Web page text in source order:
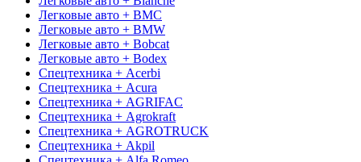
Легковые авто + BMC
Легковые авто + BMW
Легковые авто + Bobcat
Легковые авто + Bodex
Спецтехника + Acerbi
Спецтехника + Acura
Спецтехника + AGRIFAC
Спецтехника + Agrokraft
Спецтехника + AGROTRUCK
Спецтехника + Akpil